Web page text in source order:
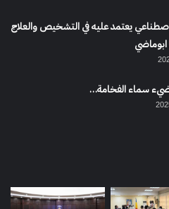
يعتمد عليه في التشخيص والعلاج
سماء الفخامة…